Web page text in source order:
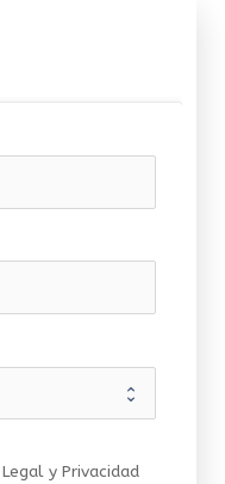
y Privacidad